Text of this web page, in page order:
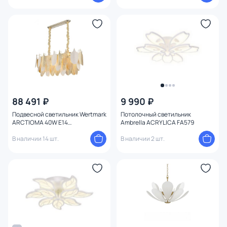
88 491 ₽
Подвесной светильник Wertmark
ARCTIOMA 40W E14
В наличии 14 шт.
9 990 ₽
Потолочный светильник
Ambrella ACRYLICA FA579
В наличии 2 шт.